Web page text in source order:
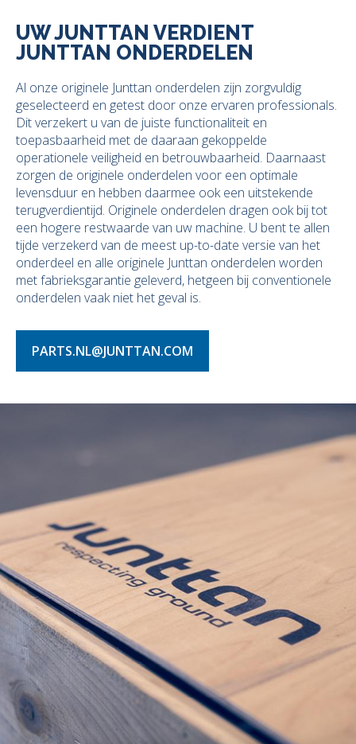
UW JUNTTAN VERDIENT
JUNTTAN ONDERDELEN
Al onze originele Junttan onderdelen zijn zorgvuldig
geselecteerd en getest door onze ervaren professionals.
Dit verzekert u van de juiste functionaliteit en
toepasbaarheid met de daaraan gekoppelde
operationele veiligheid en betrouwbaarheid. Daarnaast
zorgen de originele onderdelen voor een optimale
levensduur en hebben daarmee ook een uitstekende
terugverdientijd. Originele onderdelen dragen ook bij tot
een hogere restwaarde van uw machine. U bent te allen
tijde verzekerd van de meest up-to-date versie van het
onderdeel en alle originele Junttan onderdelen worden
met fabrieksgarantie geleverd, hetgeen bij conventionele
onderdelen vaak niet het geval is.
PARTS.NL@JUNTTAN.COM